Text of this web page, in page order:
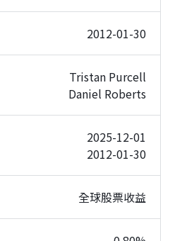
2012-01-30
Tristan Purcell
Daniel Roberts
2025-12-01
2012-01-30
全球股票收益